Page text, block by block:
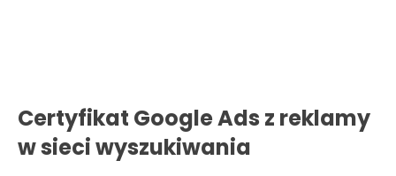
Certyfikat Google Ads z reklamy
w sieci wyszukiwania